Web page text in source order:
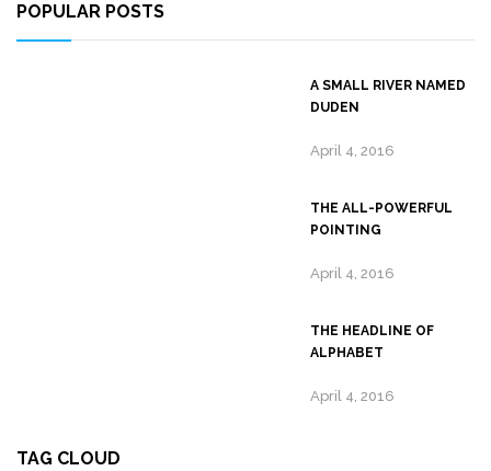
POPULAR POSTS
A SMALL RIVER NAMED
DUDEN
April 4, 2016
THE ALL-POWERFUL
POINTING
April 4, 2016
THE HEADLINE OF
ALPHABET
April 4, 2016
TAG CLOUD